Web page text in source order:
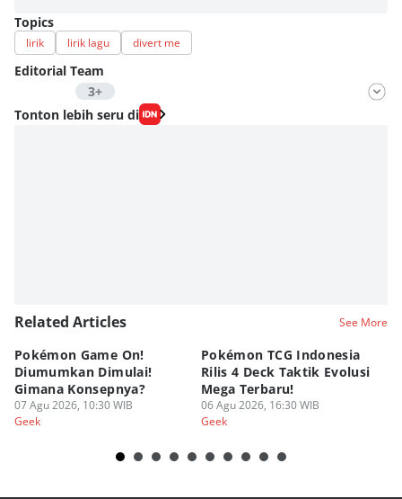
Topics
lirik lirik lagu divert me
Editorial Team
3+
Editor
Fahrul Razi Uni Nurullah
Tonton lebih seru di
Related Articles See More
Pokémon Game On!
Diumumkan Dimulai!
Gimana Konsepnya?
07 Agu 2026, 10:30 WIB
Geek
Pokémon TCG Indonesia
Rilis 4 Deck Taktik Evolusi
Mega Terbaru!
06 Agu 2026, 16:30 WIB
Geek